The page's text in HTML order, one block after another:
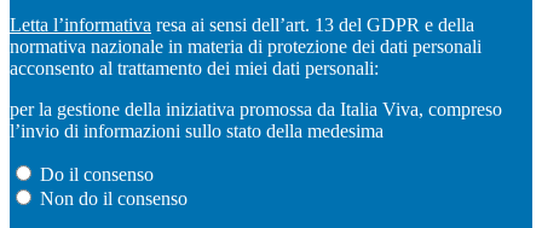
Letta l’informativa resa ai sensi dell’art. 13 del GDPR e della
normativa nazionale in materia di protezione dei dati personali
acconsento al trattamento dei miei dati personali:
per la gestione della iniziativa promossa da Italia Viva, compreso
l’invio di informazioni sullo stato della medesima
Do il consenso
Non do il consenso